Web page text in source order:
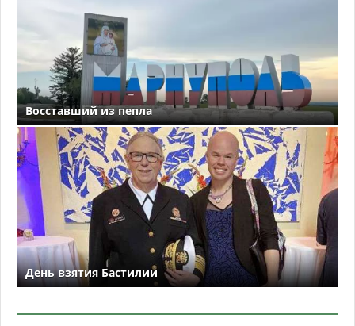
Восставший из пепла
День взятия Бастилии